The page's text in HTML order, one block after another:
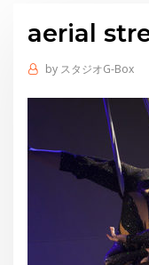
aerial
by スタジオG-Box